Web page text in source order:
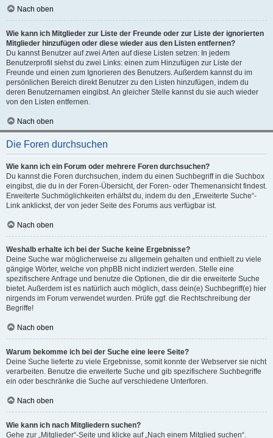
Nach oben
Wie kann ich Mitglieder zur Liste der Freunde oder zur Liste der ignorierten
Mitglieder hinzufügen oder diese wieder aus den Listen entfernen?
Du kannst Benutzer auf zwei Arten auf diese Listen setzen: In jedem
Benutzerprofil siehst du zwei Links: einen zum Hinzufügen zur Liste der
Freunde und einen zum Ignorieren des Benutzers. Außerdem kannst du im
persönlichen Bereich direkt Benutzer zu den Listen hinzufügen, indem du
deren Benutzernamen eingibst. An gleicher Stelle kannst du sie auch wieder
von den Listen entfernen.
Nach oben
Die Foren durchsuchen
Wie kann ich ein Forum oder mehrere Foren durchsuchen?
Du kannst die Foren durchsuchen, indem du einen Suchbegriff in die Suchbox
eingibst, die du in der Foren-Übersicht, der Foren- oder Themenansicht findest.
Erweiterte Suchmöglichkeiten erhältst du, indem du den „Erweiterte Suche“-
Link anklickst, der von jeder Seite des Forums aus verfügbar ist.
Nach oben
Weshalb erhalte ich bei der Suche keine Ergebnisse?
Deine Suche war möglicherweise zu allgemein gehalten und enthielt zu viele
gängige Wörter, welche von phpBB nicht indiziert werden. Stelle eine
spezifischere Anfrage und benutze die Optionen, die dir die erweiterte Suche
bietet. Außerdem ist es natürlich auch möglich, dass dein(e) Suchbegriff(e) hier
nirgends im Forum verwendet wurden. Prüfe ggf. die Rechtschreibung der
Begriffe!
Nach oben
Warum bekomme ich bei der Suche eine leere Seite?
Deine Suche lieferte zu viele Ergebnisse, somit konnte der Webserver sie nicht
verarbeiten. Benutze die erweiterte Suche und gib spezifischere Suchbegriffe
ein oder beschränke die Suche auf verschiedene Unterforen.
Nach oben
Wie kann ich nach Mitgliedern suchen?
Gehe zur „Mitglieder“-Seite und klicke auf „Nach einem Mitglied suchen“.